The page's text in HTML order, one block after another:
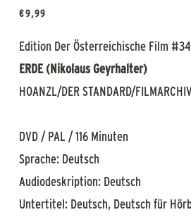
€9,99
Edition Der Österreichische Film
ERDE (Nikolaus Geyrhalter)
HOANZL/DER STANDARD/
DVD / PAL / 116 Minuten
Sprache: Deutsch
Audiodeskription: Deutsch
Untertitel: Deutsch, Deutsch für